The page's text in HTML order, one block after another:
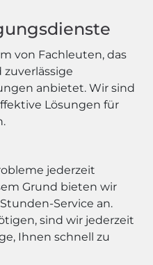
von Fachleuten, das
anbietet. Wir sind
Lösungen für
jederzeit
Grund bieten wir
Service an.
sind wir jederzeit
Ihnen schnell zu